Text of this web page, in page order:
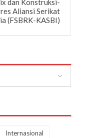
dan Konstruksi-
Aliansi Serikat
(FSBRK-KASBI)
Internasional